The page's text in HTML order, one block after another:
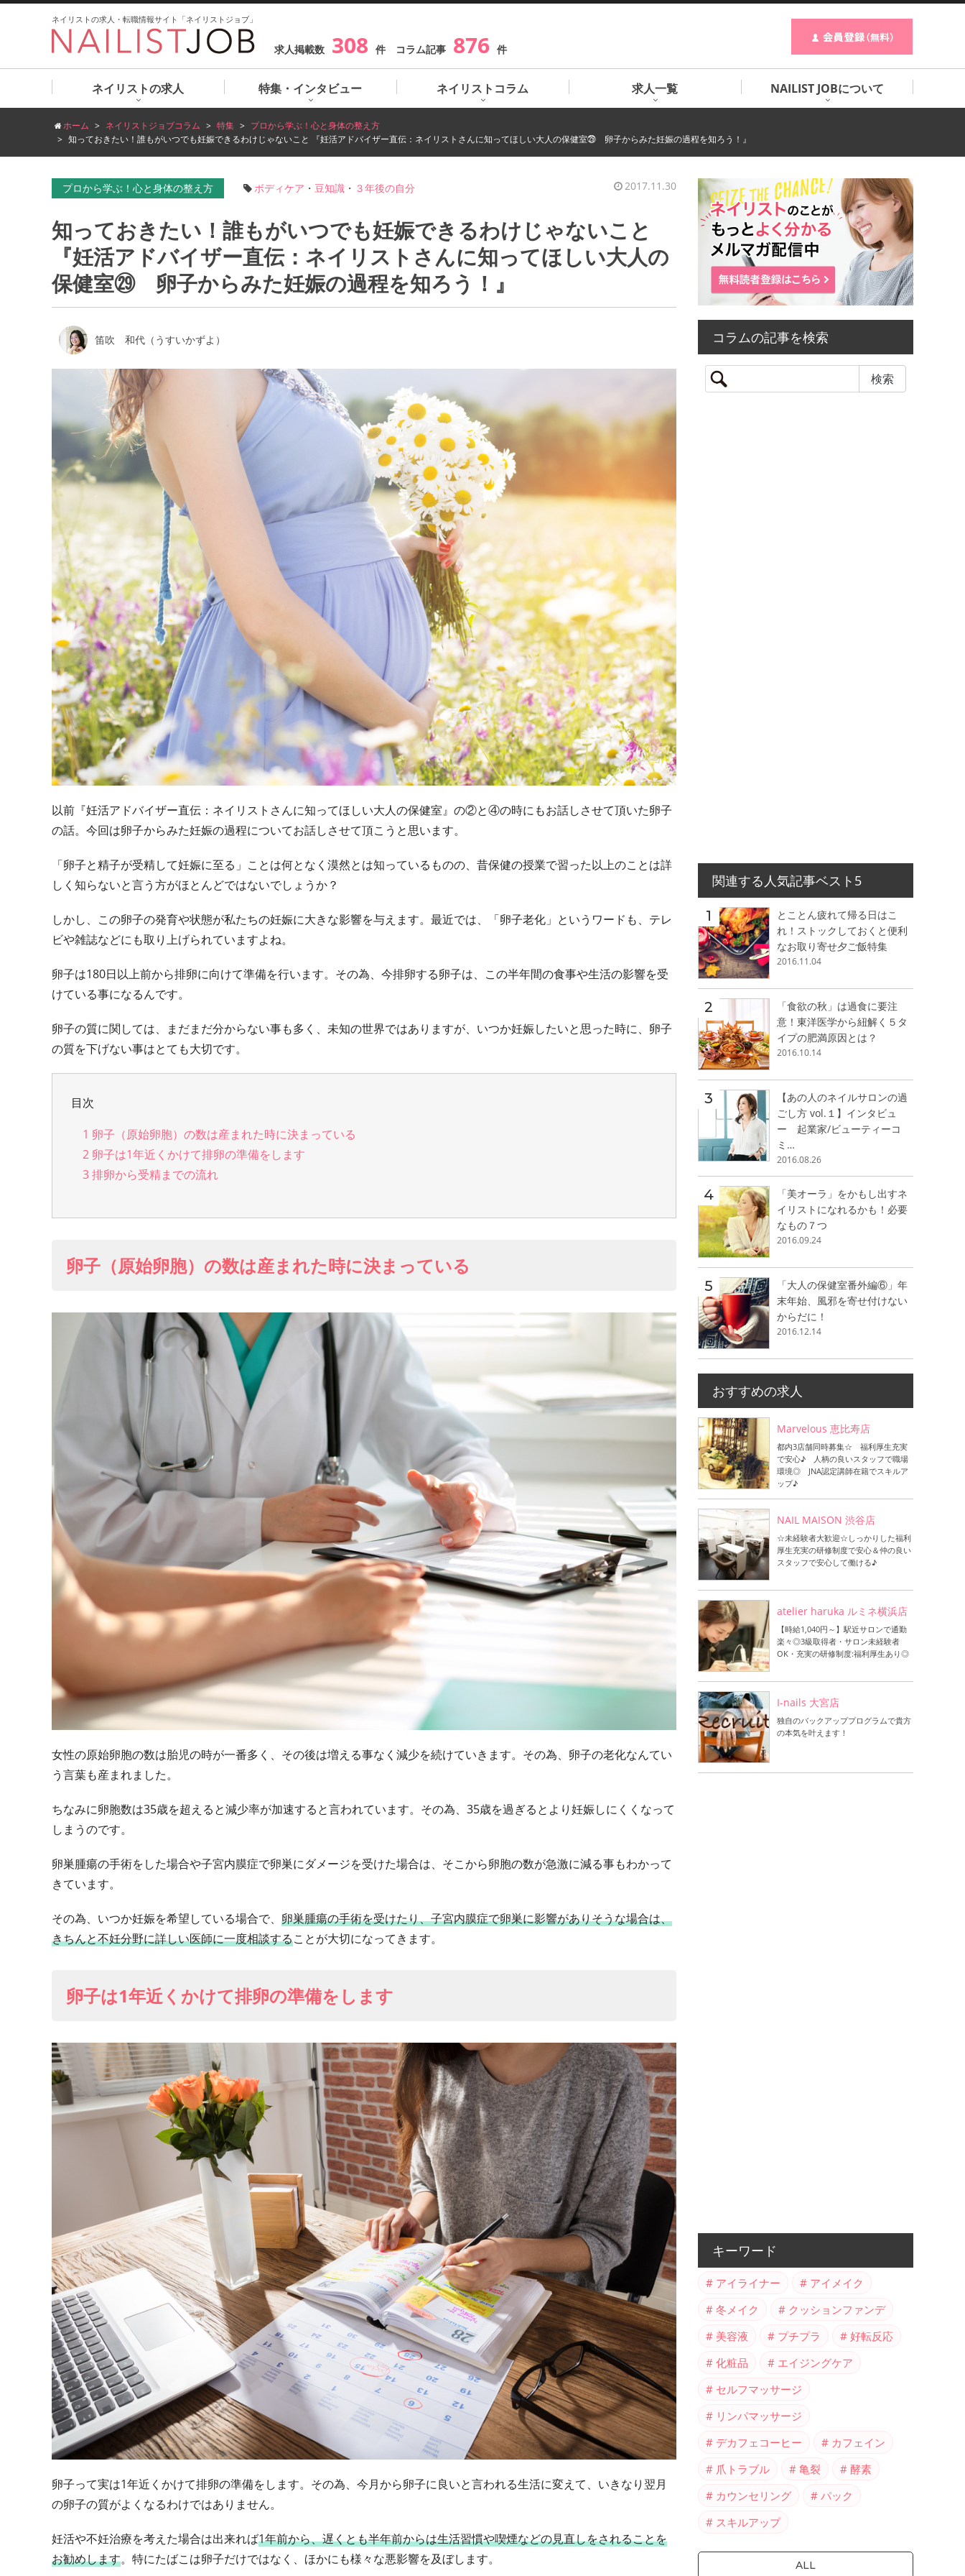
ネイリストの求人・転職情報サイト「ネイリストジョブ」
求人掲載数 308 件 コラム記事 876 件
ネイリストの求人 特集・インタビュー ネイリストコラム 求人一覧 NAILIST JOBについて
ホーム ネイリストジョブコラム 特集
プロから学ぶ！心と身体の整え方
知っておきたい！誰もがいつでも妊娠できるわけじゃないこと 『妊活アドバイザー直伝：ネイリストさんに知ってほしい大人の保健室㉙ 卵子からみた妊娠の過程を知ろう！』
プロから学ぶ！心と身体の整え方 ボディケア ・ 豆知識 ・ ３年後の自分 2017.11.30
知っておきたい！誰もがいつでも妊娠できるわけじゃないこと
『妊活アドバイザー直伝：ネイリストさんに知ってほしい大人の
保健室㉙ 卵子からみた妊娠の過程を知ろう！』
笛吹 和代（うすいかずよ）
以前『妊活アドバイザー直伝：ネイリストさんに知ってほしい大人の保健室』の②と④の時にもお話しさせて頂いた卵子
の話。今回は卵子からみた妊娠の過程についてお話しさせて頂こうと思います。
「卵子と精子が受精して妊娠に至る」ことは何となく漠然とは知っているものの、昔保健の授業で習った以上のことは詳
しく知らないと言う方がほとんどではないでしょうか？
しかし、この卵子の発育や状態が私たちの妊娠に大きな影響を与えます。最近では、「卵子老化」というワードも、テレ
ビや雑誌などにも取り上げられていますよね。
卵子は180日以上前から排卵に向けて準備を行います。その為、今排卵する卵子は、この半年間の食事や生活の影響を受
けている事になるんです。
卵子の質に関しては、まだまだ分からない事も多く、未知の世界ではありますが、いつか妊娠したいと思った時に、卵子
の質を下げない事はとても大切です。
目次
1 卵子（原始卵胞）の数は産まれた時に決まっている
2 卵子は1年近くかけて排卵の準備をします
3排卵から受精までの流れ
卵子（原始卵胞）の数は産まれた時に決まっている
女性の原始卵胞の数は胎児の時が一番多く、その後は増える事なく減少を続けていきます。その為、卵子の老化なんてい
う言葉も産まれました。
ちなみに卵胞数は35歳を超えると減少率が加速すると言われています。その為、35歳を過ぎるとより妊娠しにくくなって
しまうのです。
卵巣腫瘍の手術をした場合や子宮内膜症で卵巣にダメージを受けた場合は、そこから卵胞の数が急激に減る事もわかって
きています。
その為、いつか妊娠を希望している場合で、 卵巣腫瘍の手術を受けたり、子宮内膜症で卵巣に影響がありそうな場合は、
きちんと不妊分野に詳しい医師に一度相談することが大切になってきます。
卵子は1年近くかけて排卵の準備をします
卵子って実は1年近くかけて排卵の準備をします。その為、今月から卵子に良いと言われる生活に変えて、いきなり翌月
の卵子の質がよくなるわけではありません。
妊活や不妊治療を考えた場合は出来れば1年前から、遅くとも半年前からは生活習慣や喫煙などの見直しをされることを
お勧めします。特にたばこは卵子だけではなく、ほかにも様々な悪影響を及ぼします。
コラムの記事を検索
関連する人気記事ベスト5
とことん疲れて帰る日はこ
れ！ストックしておくと便利
なお取り寄せ夕ご飯特集
2016.11.04
「食欲の秋」は過食に要注
意！東洋医学から紐解く５タ
イプの肥満原因とは？
2016.10.14
【あの人のネイルサロンの過
ごし方 vol.１】インタビュ
ー 起業家/ビューティーコ
ミ…
2016.08.26
「美オーラ」をかもし出すネ
イリストになれるかも！必要
なもの７つ
2016.09.24
「大人の保健室番外編⑥」年
末年始、風邪を寄せ付けない
からだに！
2016.12.14
おすすめの求人
Marvelous 恵比寿店
都内3店舗同時募集☆ 福利厚生充実
で安心♪ 人柄の良いスタッフで職場
環境◎ JNA認定講師在籍でスキルア
ップ♪
NAIL MAISON 渋谷店
☆未経験者大歓迎☆しっかりした福利
厚生充実の研修制度で安心＆仲の良い
スタッフで安心して働ける♪
atelier haruka ルミネ横浜店
【時給1,040円～】駅近サロンで通勤
楽々◎3級取得者・サロン未経験者
OK・充実の研修制度:福利厚生あり◎
I-nails 大宮店
独自のバックアッププログラムで貴方
の本気を叶えます！
キーワード
アイライナー
アイメイク
冬メイク
クッションファンデ
美容液
プチプラ
好転反応
化粧品
エイジングケア
セルフマッサージ
リンパマッサージ
デカフェコーヒー
カフェイン
爪トラブル
亀裂
酵素
カウンセリング
パック
スキルアップ
ALL